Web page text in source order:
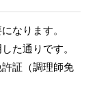
なります。
た通りです。
証（調理師免